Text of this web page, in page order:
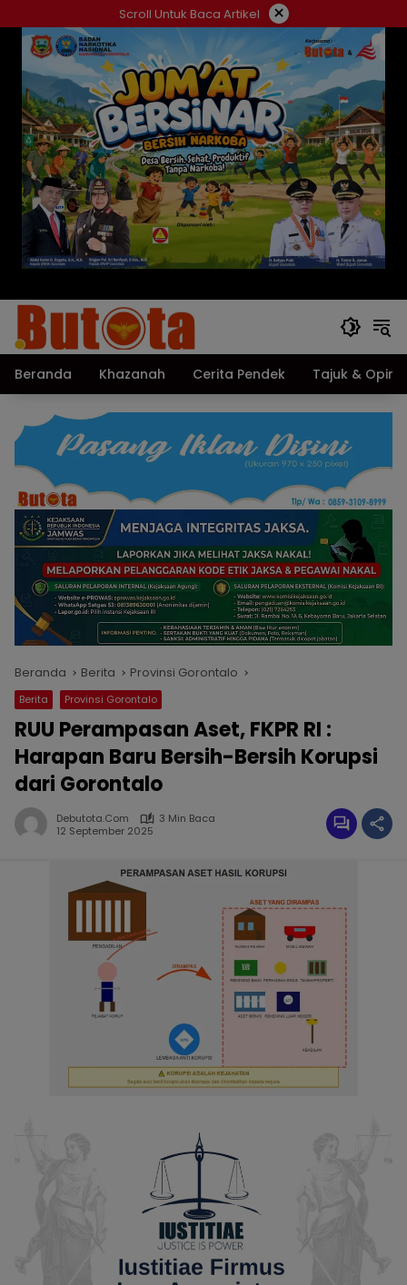
ke
konten
Scroll Untuk Baca Artikel ×
Beranda Khazanah Cerita Pendek Tajuk & Opini
Beranda Berita Provinsi Gorontalo
Berita Provinsi Gorontalo
RUU Perampasan Aset, FKPR RI :
Harapan Baru Bersih-Bersih Korupsi
dari Gorontalo
Debutota.com
3 Min Baca
12 September 2025